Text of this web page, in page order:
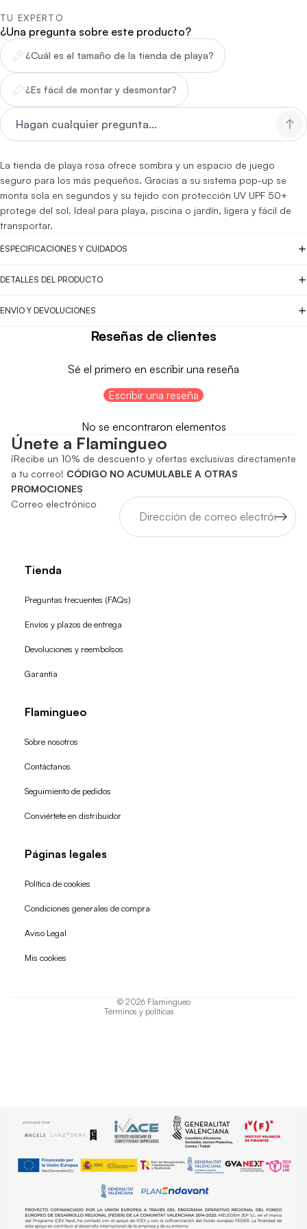
TU EXPERTO
¿Una pregunta sobre este producto?
¿Cuál es el tamaño de la tienda de playa?
¿Es fácil de montar y desmontar?
La tienda de playa rosa ofrece sombra y un espacio de juego
seguro para los más pequeños. Gracias a su sistema pop-up se
monta sola en segundos y su tejido con protección UV UPF 50+
protege del sol. Ideal para playa, piscina o jardín, ligera y fácil de
transportar.
ESPECIFICACIONES Y CUIDADOS
DETALLES DEL PRODUCTO
ENVÍO Y DEVOLUCIONES
Reseñas de clientes
Sé el primero en escribir una reseña
Escribir una reseña
No se encontraron elementos
Únete a Flamingueo
¡Recibe un 10% de descuento y ofertas exclusivas directamente
a tu correo! CÓDIGO NO ACUMULABLE A OTRAS
PROMOCIONES
Correo electrónico
Tienda
Preguntas frecuentes (FAQs)
Envíos y plazos de entrega
Devoluciones y reembolsos
Garantía
Flamingueo
Sobre nosotros
Contáctanos
Seguimiento de pedidos
Conviértete en distribuidor
Páginas legales
Política de cookies
Condiciones generales de compra
Aviso Legal
Mis cookies
© 2026 Flamingueo
Términos y políticas